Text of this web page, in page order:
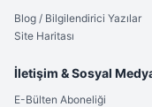
Blog / Bilgilendirici Yazılar
Site Haritası
İletişim & Sosyal
E-Bülten Aboneliği